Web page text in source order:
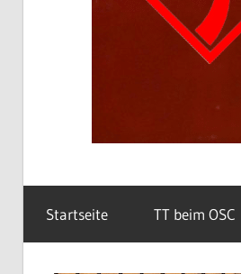
Startseite TT beim OSC